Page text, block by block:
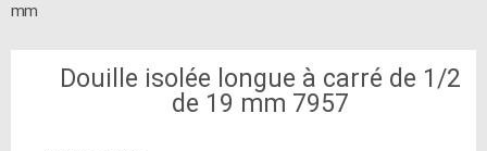
mm
Douille isolée longue à carré de 1/2
de 19 mm 7957